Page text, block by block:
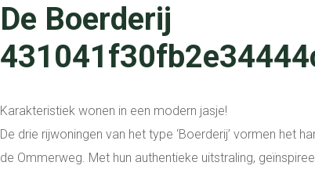
De Boerderij
Karakteristiek wonen in een modern jasje!
De drie rijwoningen van het type ‘Boerderij’ vormen het
de Ommerweg. Met hun authentieke uitstraling,